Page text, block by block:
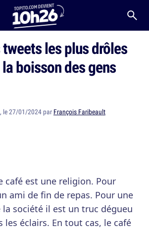
les plus drôles
boisson des gens
, le 27/01/2024 par François Faribeault
café est une religion. Pour
ami de fin de repas. Pour une
société il est un truc dégueu
les éclairs. En tout cas, le café